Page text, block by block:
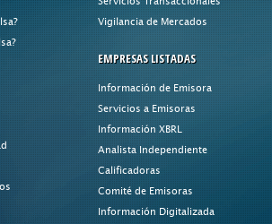
Vigilancia de Mercados
EMPRESAS LISTADAS
Información de Emisora
Servicios a Emisoras
Información XBRL
Analista Independiente
Calificadoras
Comité de Emisoras
Información Digitalizada